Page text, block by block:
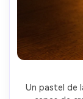
Un pastel de